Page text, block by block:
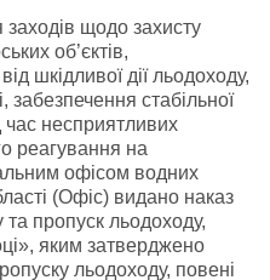
щодо захисту
об’єктів,
шкідливої дії льодоходу,
забезпечення стабільної
час несприятливих
реагування на
офісом водних
(Офіс) видано наказ
та пропуск льодоходу,
яким затверджено
льодоходу, повені